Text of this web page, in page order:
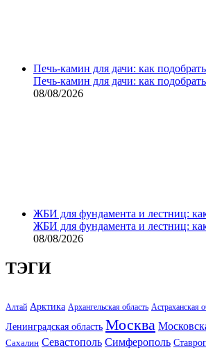
Печь-камин для дачи: как
Печь-камин для дачи: как
08/08/2026
ЖБИ для фундамента и лестниц:
ЖБИ для фундамента и лестниц:
08/08/2026
ТЭГИ
Алтай Арктика Архангельская область Астраханская
Ленинградская область Москва
Сахалин Севастополь Симферополь